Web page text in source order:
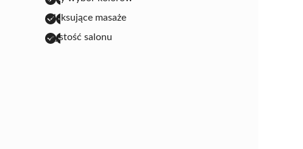
relaksujące masaże
czystość salonu